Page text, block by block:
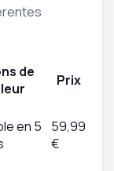
de
Prix
en 5
59,99
€